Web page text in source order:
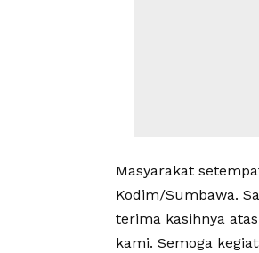
Masyarakat
Kodim/Sumbawa.
terima kasihnya
kami. Semoga